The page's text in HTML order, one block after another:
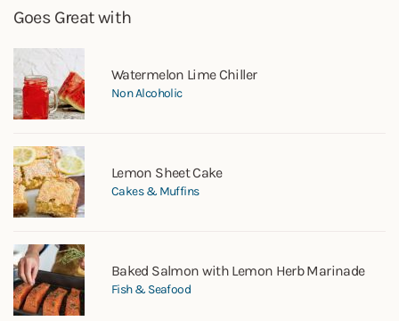
Goes Great with
Watermelon Lime Chiller
Non Alcoholic
Lemon Sheet Cake
Cakes & Muffins
Baked Salmon with Lemon Herb Marinade
Fish & Seafood